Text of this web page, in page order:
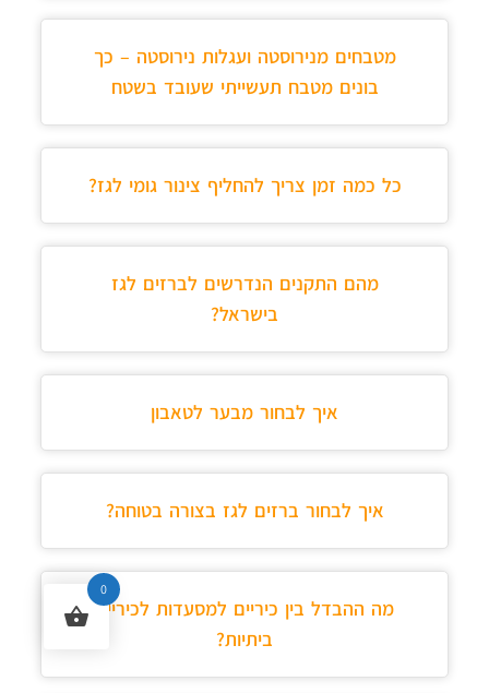
מטבחים מנירוסטה ועגלות נירוסטה – כך
בונים מטבח תעשייתי שעובד בשטח
כל כמה זמן צריך להחליף צינור גומי לגז?
מהם התקנים הנדרשים לברזים לגז
בישראל?
איך לבחור מבער לטאבון
איך לבחור ברזים לגז בצורה בטוחה?
מה ההבדל בין כיריים למסעדות לכיריים
ביתיות?
0